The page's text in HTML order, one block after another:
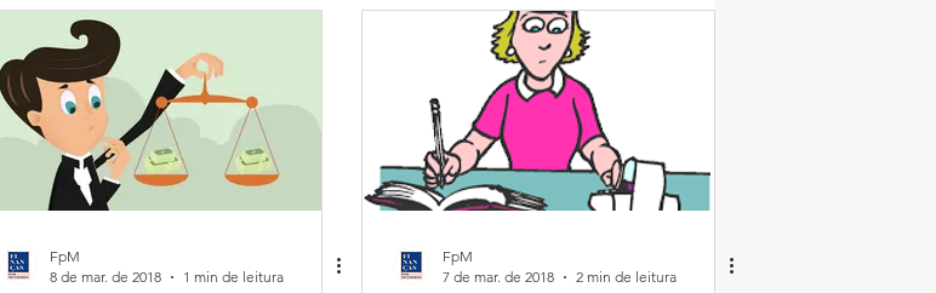
FpM
8 de mar. de 2018
1 min de leitura
FpM
7 de mar. de 2018
2 min de leitura